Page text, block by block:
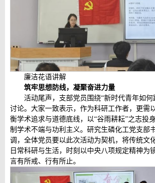
廉洁花语讲解
筑牢思想防线，凝聚奋进力量
活动尾声，支部党员围绕“新时代青年如
讨论。大家一致表示，作为科研工作者，更需
衡学术追求与道德底线，以“谷雨耕耘”之志投
制学术不端与功利主义。研究生磷化工党支部
调，全体党员要以此次活动为契机，将传统文
日常科研与生活，时刻以中央八项规定精神为
言有所戒、行有所止。